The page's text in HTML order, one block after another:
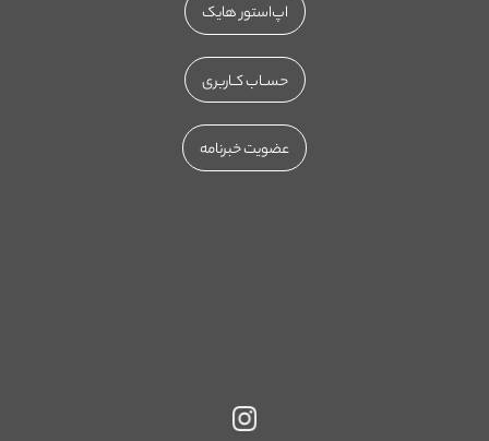
اپ‌استور هایک
حســاب کــاربری
عضویت خبرنامه